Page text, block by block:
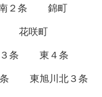
２条
錦町
花咲町
条
東４条
東旭川北３条